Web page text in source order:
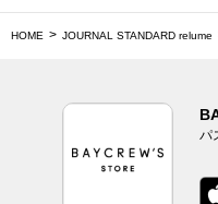
HOME JOURNAL STANDARD relume
パ